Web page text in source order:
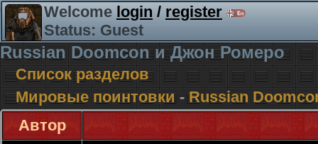
Welcome login/register
Status: Guest
Russian Doomcon и Джон Ромеро
Список разделов
Мировые поинтовки-Russian
Автор